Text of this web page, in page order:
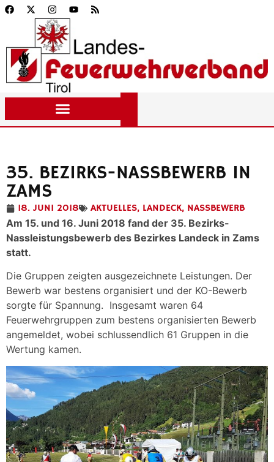
35. BEZIRKS-NASSBEWERB IN
ZAMS
18. JUNI 2018 AKTUELLES, LANDECK, NASSBEWERB
Am 15. und 16. Juni 2018 fand der 35. Bezirks-
Nassleistungsbewerb des Bezirkes Landeck in Zams
statt.
Die Gruppen zeigten ausgezeichnete Leistungen. Der
Bewerb war bestens organisiert und der KO-Bewerb
sorgte für Spannung. Insgesamt waren 64
Feuerwehrgruppen zum bestens organisierten Bewerb
angemeldet, wobei schlussendlich 61 Gruppen in die
Wertung kamen.